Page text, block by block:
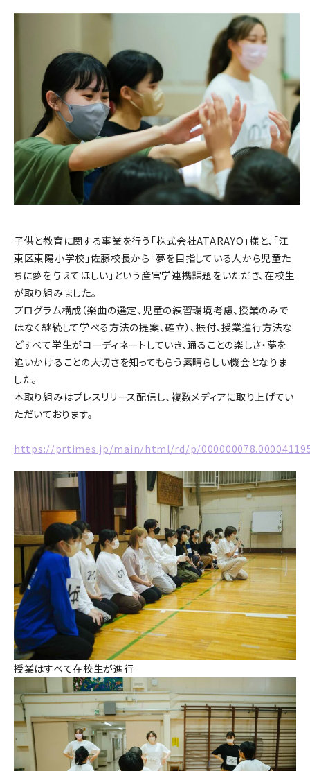
⼦供と教育に関する事業を⾏う「株式会社ATARAYO」様と、「江
東区東陽⼩学校」佐藤校⻑から「夢を⽬指している⼈から児童た
ちに夢を与えてほしい」という産官学連携課題をいただき、在校生
が取り組みました。
プログラム構成（楽曲の選定、児童の練習環境考慮、授業のみで
はなく継続して学べる⽅法の提案、確⽴）、振付、授業進⾏方法な
どすべて学生がコーディネートしていき、踊ることの楽しさ・夢を
追いかけることの大切さを知ってもらう素晴らしい機会となりま
した。
本取り組みはプレスリリース配信し、複数メディアに取り上げてい
ただいております。
https://prtimes.jp/main/html/rd/p/
授業はすべて在校生が進行